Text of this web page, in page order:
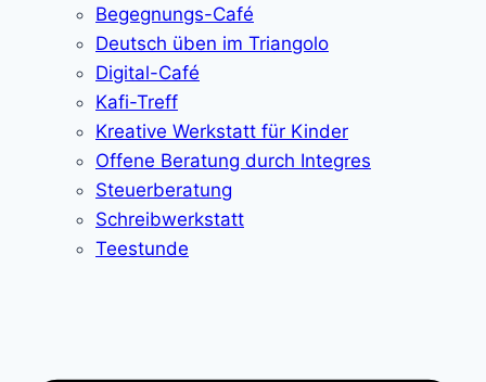
Begegnungs-Café
Deutsch üben im Triangolo
Digital-Café
Kafi-Treff
Kreative Werkstatt für Kinder
Offene Beratung durch Integres
Steuerberatung
Schreibwerkstatt
Teestunde